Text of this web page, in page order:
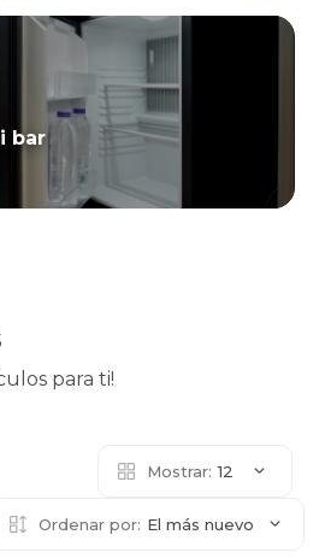
bar
para ti!
Mostrar: 12
Ordenar por: El más nuevo